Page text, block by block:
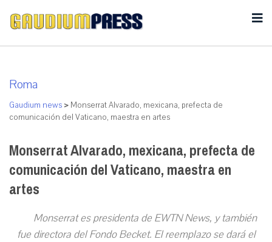
Roma
Gaudium news > Monserrat Alvarado, mexicana, prefecta de
comunicación del Vaticano, maestra en artes
Monserrat Alvarado, mexicana, prefecta de
comunicación del Vaticano, maestra en
artes
Monserrat es presidenta de EWTN News, y también
fue directora del Fondo Becket. El reemplazo se dará el